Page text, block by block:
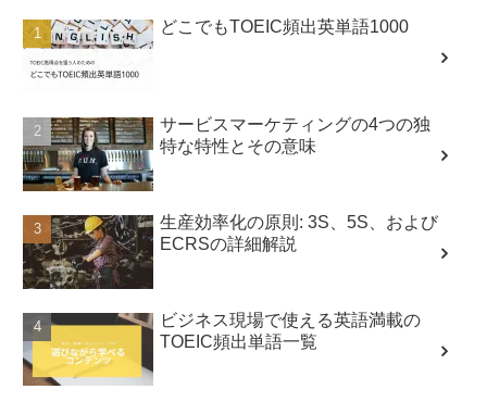
どこでもTOEIC頻出英単語1000
サービスマーケティングの4つの独
特な特性とその意味
生産効率化の原則: 3S、5S、および
ECRSの詳細解説
ビジネス現場で使える英語満載の
TOEIC頻出単語一覧